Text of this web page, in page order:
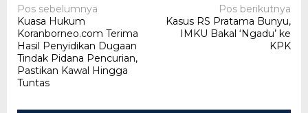
Navigasi
pos
Pos sebelumnya
Kuasa Hukum
Koranborneo.com Terima
Hasil Penyidikan Dugaan
Tindak Pidana Pencurian,
Pastikan Kawal Hingga
Tuntas
Pos berikutnya
Kasus RS Pratama Bunyu,
IMKU Bakal ‘Ngadu’ ke
KPK